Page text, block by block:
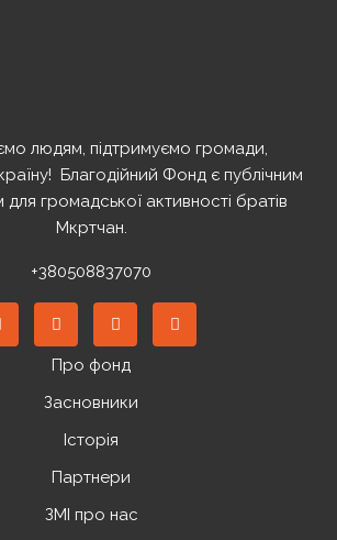
людям, підтримуємо громади,
Благодійний Фонд є публічним
громадської активності братів
Мкртчан.
+380508837070
Про фонд
Засновники
Історія
Партнери
ЗМІ про нас